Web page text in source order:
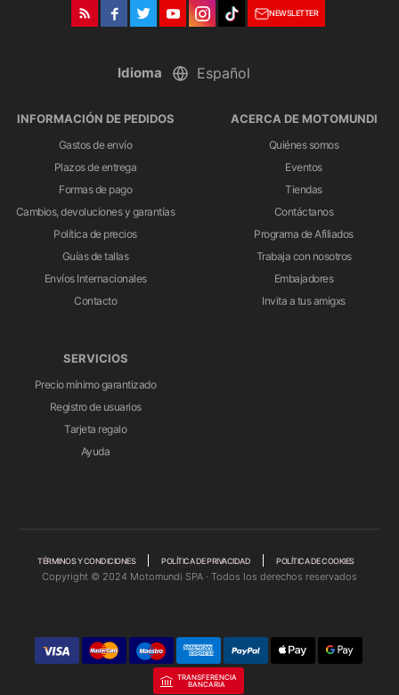
NEWSLETTER
Idioma
INFORMACIÓN DE PEDIDOS
Gastos de envío
Plazos de entrega
Formas de pago
Cambios, devoluciones y garantías
Política de precios
Guías de tallas
Envíos Internacionales
Contacto
ACERCA DE MOTOMUNDI
Quiénes somos
Eventos
Tiendas
Contáctanos
Programa de Afiliados
Trabaja con nosotros
Embajadores
Invita a tus amigxs
SERVICIOS
Precio mínimo garantizado
Registro de usuarios
Tarjeta regalo
Ayuda
TÉRMINOS Y CONDICIONES POLÍTICA DE PRIVACIDAD POLÍTICA DE COOKIES
Copyright © 2024 Motomundi SPA · Todos los derechos reservados
TRANSFERENCIA
BANCARIA